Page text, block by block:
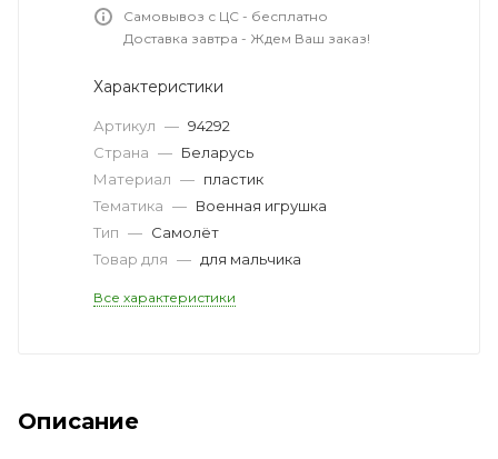
Самовывоз с ЦС - бесплатно
Доставка завтра - Ждем Ваш заказ!
Характеристики
Артикул — 94292
Страна — Беларусь
Материал — пластик
Тематика — Военная игрушка
Тип — Самолёт
Товар для — для мальчика
Все характеристики
Описание